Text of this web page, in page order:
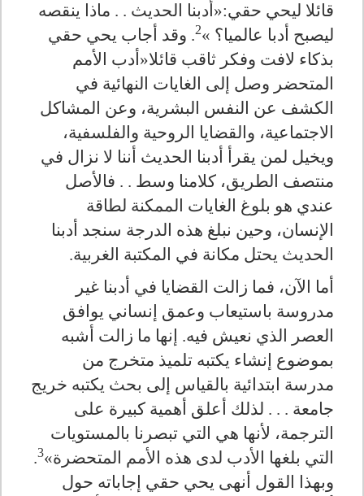
قائلا ليحي حقي:«أدبنا الحديث . . ماذا ينقصه
ليصبح أدبا عالميا؟ »2. وقد أجاب يحي حقي
بذكاء لافت وفكر ثاقب قائلا«أدب الأمم
المتحضر وصل إلى الغايات النهائية في
الكشف عن النفس البشرية، وعن المشاكل
الاجتماعية، والقضايا الروحية والفلسفية،
ويخيل لمن يقرأ أدبنا الحديث أننا لا نزال في
منتصف الطريق، كلامنا وسط . . فالأصل
عندي هو بلوغ الغايات الممكنة لطاقة
الإنسان، وحين نبلغ هذه الدرجة سنجد أدبنا
الحديث يحتل مكانة في المكتبة الغربية.
أما الآن، فما زالت القضايا في أدبنا غير
مدروسة باستيعاب وعمق إنساني يوافق
العصر الذي نعيش فيه. إنها ما زالت أشبه
بموضوع إنشاء يكتبه تلميذ متخرج من
مدرسة ابتدائية بالقياس إلى بحث يكتبه خريج
جامعة . . . لذلك أعلق أهمية كبيرة على
الترجمة، لأنها هي التي تبصرنا بالمستويات
التي بلغها الأدب لدى هذه الأمم المتحضرة»3
.
وبهذا القول أنهى يحي حقي إجاباته حول